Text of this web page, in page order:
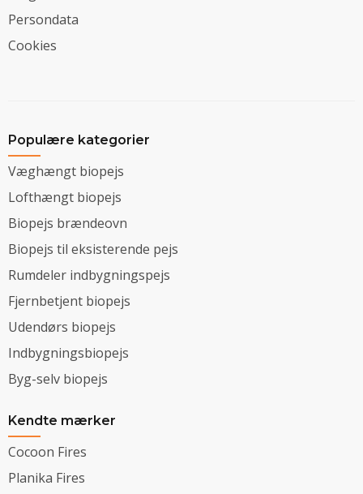
Persondata
Cookies
Populære kategorier
Væghængt biopejs
Lofthængt biopejs
Biopejs brændeovn
Biopejs til eksisterende pejs
Rumdeler indbygningspejs
Fjernbetjent biopejs
Udendørs biopejs
Indbygningsbiopejs
Byg-selv biopejs
Kendte mærker
Cocoon Fires
Planika Fires